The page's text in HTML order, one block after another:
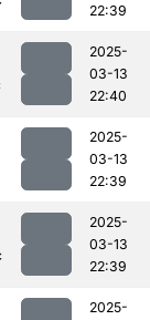
22:39
2025-
03-13
22:40
2025-
03-13
22:39
2025-
03-13
22:39
2025-